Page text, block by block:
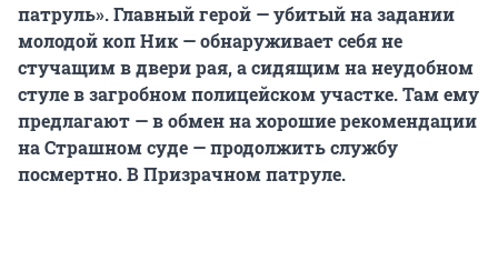
патруль». Главный герой — убитый на задании
молодой коп Ник — обнаруживает себя не
стучащим в двери рая, а сидящим на неудобном
стуле в загробном полицейском участке. Там ему
предлагают — в обмен на хорошие рекомендации
на Страшном суде — продолжить службу
посмертно. В Призрачном патруле.